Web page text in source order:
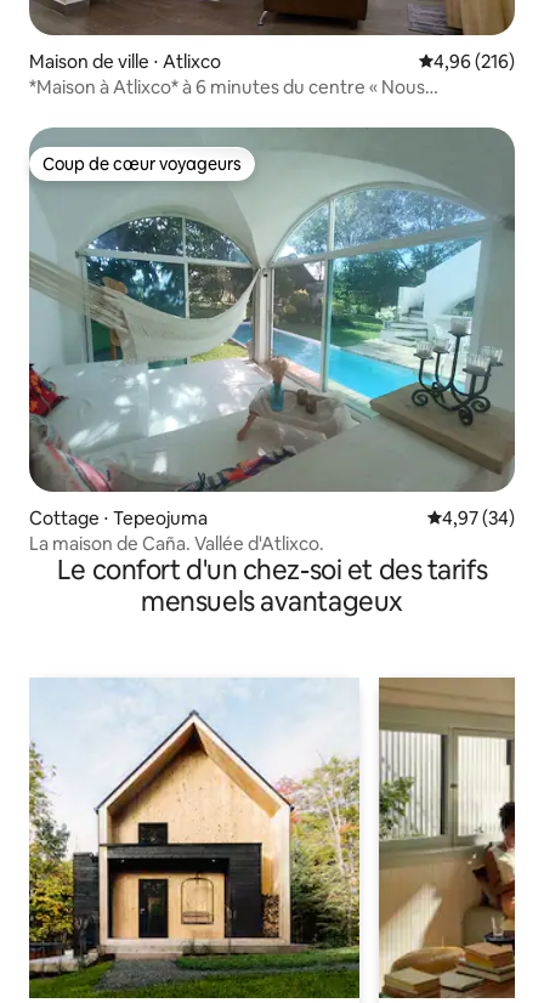
Maison de ville ⋅ Atlixco Évaluation
4,96 (216)
*Maison à Atlixco* à 6 minutes du centre « Nous
Coup de cœur voyageurs
Coup de cœur voyageurs
Cottage ⋅ Tepeojuma Évaluation
4,97 (34)
La maison de Caña. Vallée d'Atlixco.
Le confort d'un chez-soi et des tarifs
mensuels avantageux